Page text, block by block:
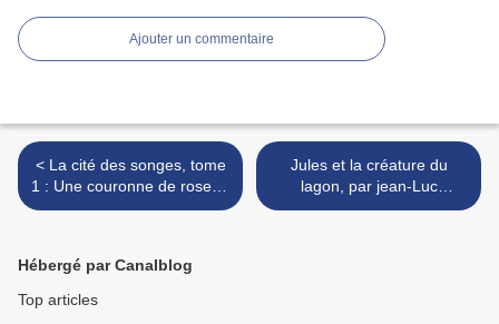
Ajouter un commentaire
< La cité des songes, tome
1 : Une couronne de rose et
de givre, par Georgia
Jules et la créature du
lagon, par jean-Luc
Marcastel >
Hébergé par Canalblog
Top articles